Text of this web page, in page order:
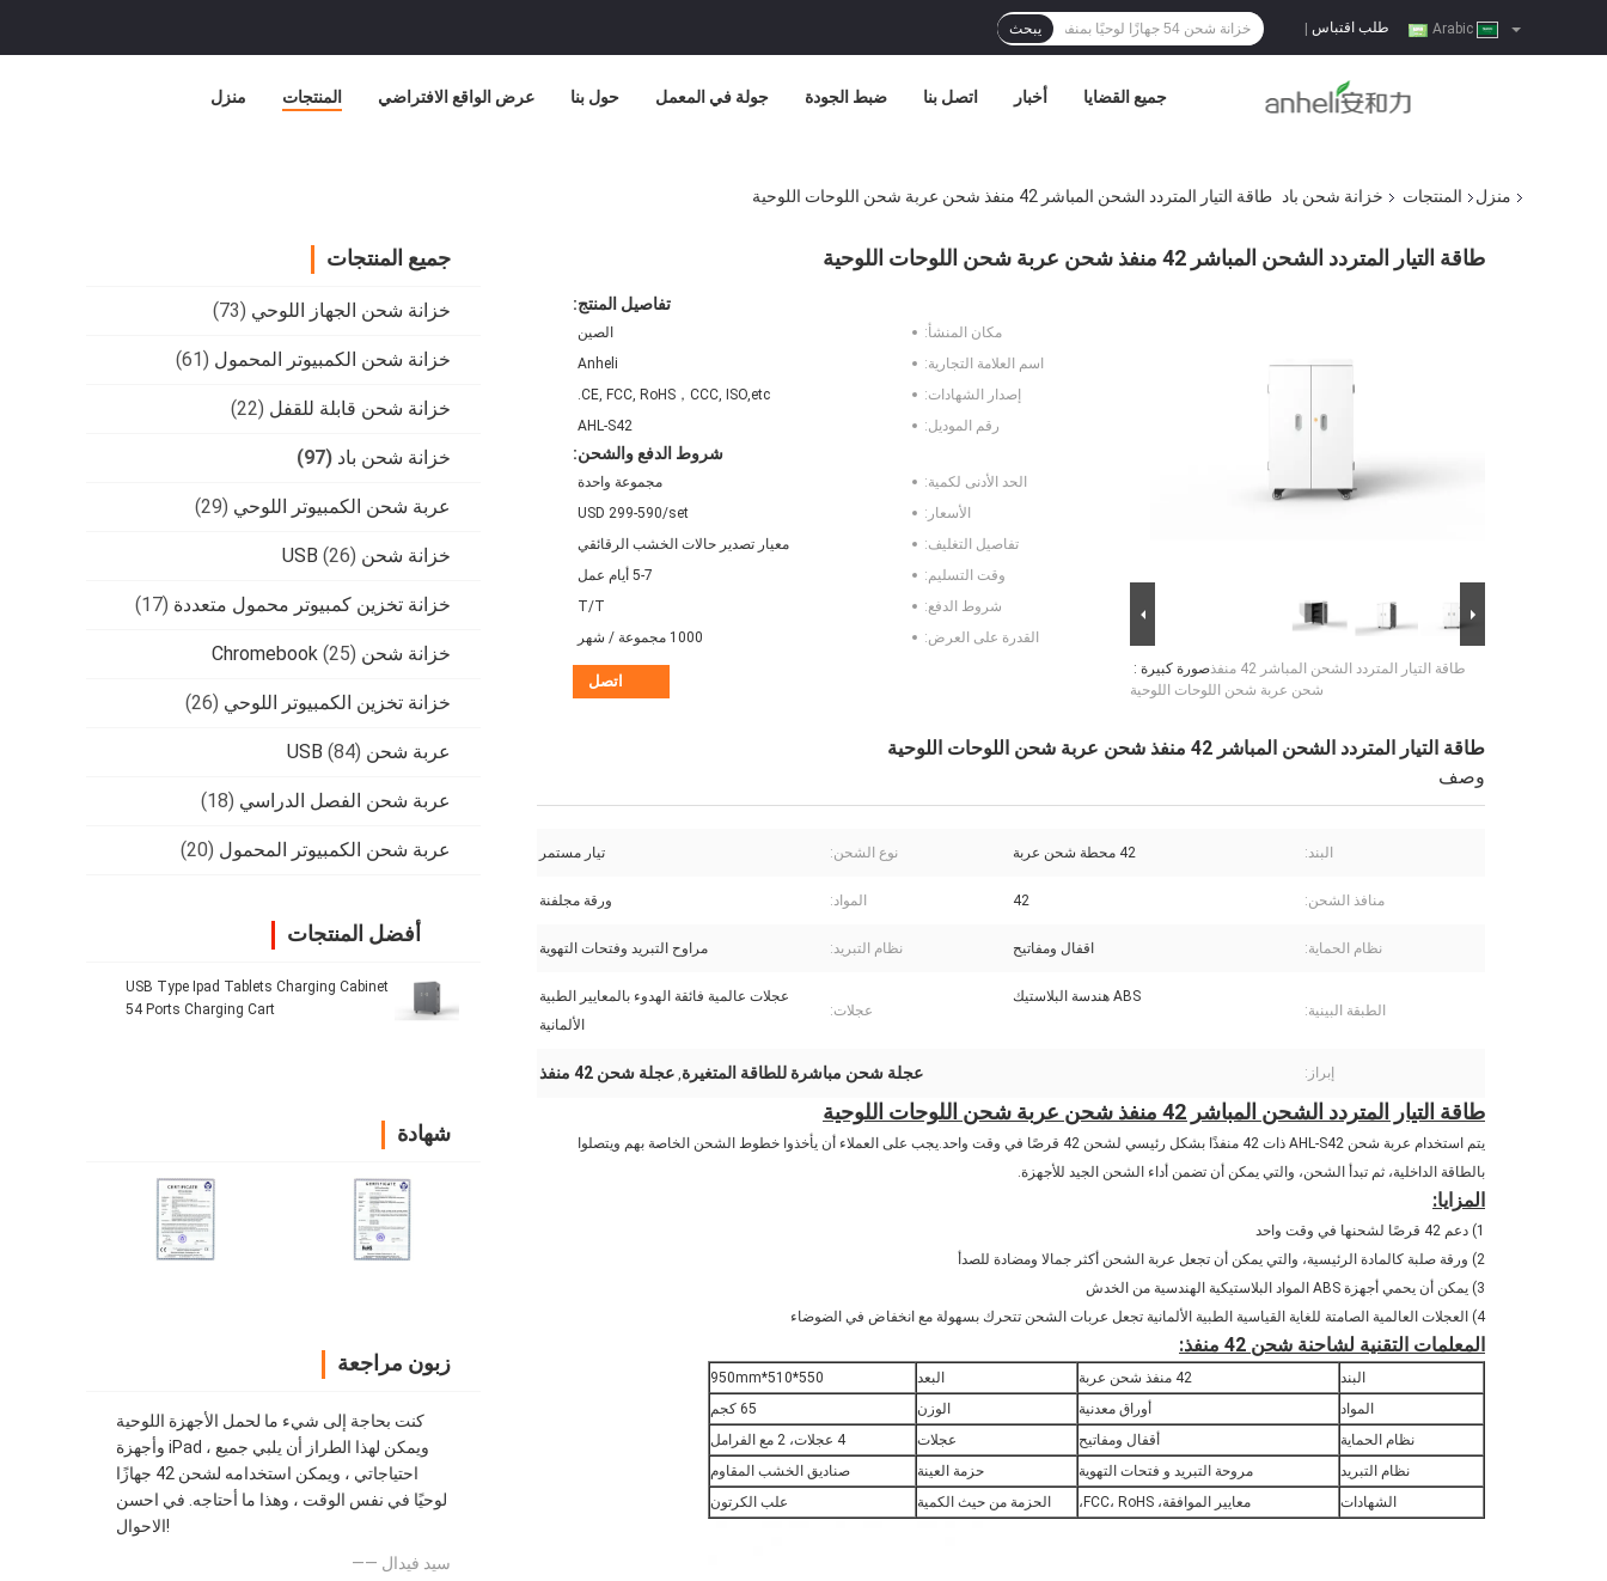
طلب اقتباس يبحث
منزل المنتجات عرض الواقع الافتراضي حول بنا جولة في المعمل ضبط الجودة اتصل بنا أخبار جميع القضايا
منزل المنتجات خزانة شحن باد طاقة التيار المتردد الشحن المباشر 42 منفذ شحن عربة شحن اللوحات اللوحية
جميع المنتجات
خزانة شحن الجهاز اللوحي (73)
خزانة شحن الكمبيوتر المحمول (61)
خزانة شحن قابلة للقفل (22)
خزانة شحن باد (97)
عربة شحن الكمبيوتر اللوحي (29)
خزانة شحن USB (26)
خزانة تخزين كمبيوتر محمول متعددة (17)
خزانة شحن Chromebook (25)
خزانة تخزين الكمبيوتر اللوحي (26)
عربة شحن USB (84)
عربة شحن الفصل الدراسي (18)
عربة شحن الكمبيوتر المحمول (20)
أفضل المنتجات
USB Type Ipad Tablets Charging Cabinet
54 Ports Charging Cart
شهادة
زبون مراجعة
كنت بحاجة إلى شيء ما لحمل الأجهزة اللوحية
وأجهزة iPad ، ويمكن لهذا الطراز أن يلبي جميع
احتياجاتي ، ويمكن استخدامه لشحن 42 جهازًا
لوحيًا في نفس الوقت ، وهذا ما أحتاجه. في احسن
الاحوال!
—— سيد فيدال
طاقة التيار المتردد الشحن المباشر 42 منفذ شحن عربة شحن اللوحات اللوحية
صورة كبيرة :طاقة التيار المتردد الشحن المباشر 42 منفذ
شحن عربة شحن اللوحات اللوحية
تفاصيل المنتج:
مكان المنشأ:
الصين
اسم العلامة التجارية:
Anheli
إصدار الشهادات:
CE, FCC, RoHS，CCC, ISO,etc.
رقم الموديل:
AHL-S42
شروط الدفع والشحن:
الحد الأدنى لكمية:
مجموعة واحدة
الأسعار:
USD 299-590/set
تفاصيل التغليف:
معيار تصدير حالات الخشب الرقائقي
وقت التسليم:
5-7 أيام عمل
شروط الدفع:
T/T
القدرة على العرض:
1000 مجموعة / شهر
اتصل
طاقة التيار المتردد الشحن المباشر 42 منفذ شحن عربة شحن اللوحات اللوحية
وصف
البند: 42 محطة شحن عربة نوع الشحن: تيار مستمر
منافذ الشحن: 42 المواد: ورقة مجلفنة
نظام الحماية: اقفال ومفاتيح نظام التبريد: مراوح التبريد وفتحات التهوية
الطبقة البينية:
ABS هندسة البلاستيك
عجلات:
عجلات عالمية فائقة الهدوء بالمعايير الطبية
الألمانية
إبراز: عجلة شحن مباشرة للطاقة المتغيرة, عجلة شحن 42 منفذ
طاقة التيار المتردد الشحن المباشر 42 منفذ شحن عربة شحن اللوحات اللوحية
يتم استخدام عربة شحن AHL-S42 ذات 42 منفذًا بشكل رئيسي لشحن 42 قرصًا في وقت واحد.يجب على العملاء أن يأخذوا خطوط الشحن الخاصة بهم ويتصلوا
بالطاقة الداخلية، ثم تبدأ الشحن، والتي يمكن أن تضمن أداء الشحن الجيد للأجهزة.
المزايا:
1) دعم 42 قرصًا لشحنها في وقت واحد
2) ورقة صلبة كالمادة الرئيسية، والتي يمكن أن تجعل عربة الشحن أكثر جمالا ومضادة للصدأ
3) يمكن أن يحمي أجهزة ABS المواد البلاستيكية الهندسية من الخدش
4) العجلات العالمية الصامتة للغاية القياسية الطبية الألمانية تجعل عربات الشحن تتحرك بسهولة مع انخفاض في الضوضاء
المعلمات التقنية لشاحنة شحن 42 منفذ:
البند 42 منفذ شحن عربة البعد
550*510*950mm
المواد
أوراق معدنية الوزن
65 كجم
نظام الحماية
أقفال ومفاتيح عجلات
4 عجلات، 2 مع الفرامل
نظام التبريد
مروحة التبريد و فتحات التهوية حزمة العينة
صناديق الخشب المقاوم
الشهادات
معايير الموافقة، FCC، RoHS، الحزمة من حيث الكمية علب الكرتون